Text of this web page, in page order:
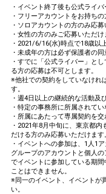
・イベント終了後も公式ライ
・フリーアカウントをお持ち
・ソロアカウントの方のみ応募
・女性の方のみご応募いただけ
・2021/6/16(水)時点で18歳以
・未成年の方は必ず保護者の
・すでに「公式ライバー」と
る方の応募は不可とします。
※他社での契約をしていなけれ
す。
・週4日以上の継続的な活動及
・特定の事務所に所属されて
・所属にあたって専属契約を
・2021年8月中旬に、東京都
だける方のみ応募いただけます
・イベントへの参加は、1人1ア
グループのアカウントと個人
でイベントに参加している期
ことはできません。
※同一のイベント、イベントが
い。